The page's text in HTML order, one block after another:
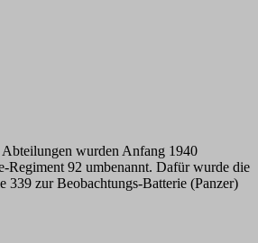
wurden Anfang 1940
92 umbenannt. Dafür wurde die
zur Beobachtungs-Batterie (Panzer)